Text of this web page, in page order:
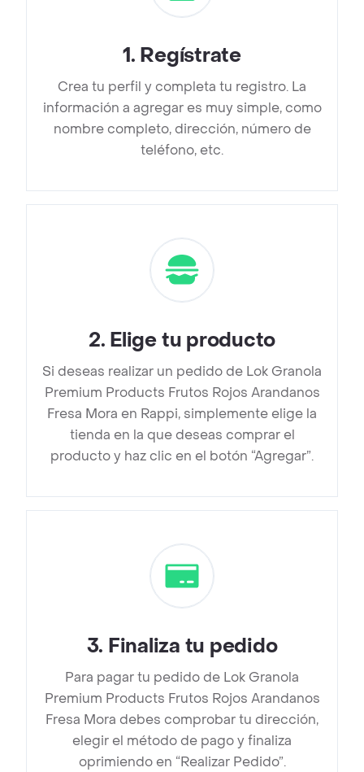
1. Regístrate
Crea tu perfil y completa tu registro. La
información a agregar es muy simple, como
nombre completo, dirección, número de
teléfono, etc.
2. Elige tu producto
Si deseas realizar un pedido de Lok Granola
Premium Products Frutos Rojos Arandanos
Fresa Mora en Rappi, simplemente elige la
tienda en la que deseas comprar el
producto y haz clic en el botón “Agregar”.
3. Finaliza tu pedido
Para pagar tu pedido de Lok Granola
Premium Products Frutos Rojos Arandanos
Fresa Mora debes comprobar tu dirección,
elegir el método de pago y finaliza
oprimiendo en “Realizar Pedido”.